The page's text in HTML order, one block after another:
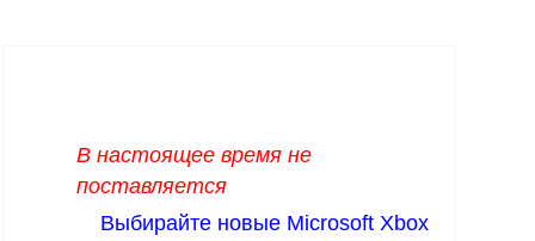
В настоящее время не
поставляется
Выбирайте новые Microsoft Xbox